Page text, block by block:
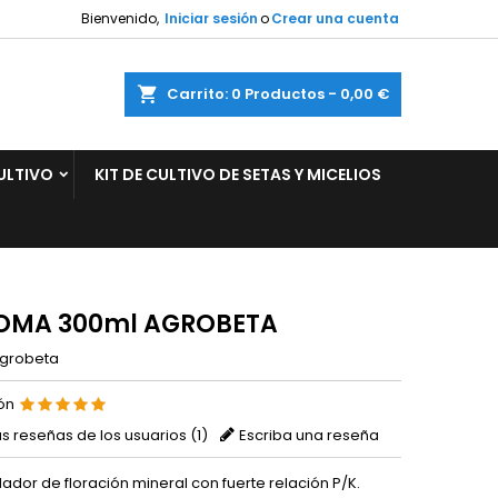
Bienvenido, Iniciar sesiónoCrear una cuenta
Carrito 0 Productos - 0,00 €
KIT DE CULTIVO DE SETAS Y MICELIOS
300ml AGROBETA
reseñas de los usuarios (1) Escriba una reseña
de floración mineral con fuerte relación P/K.